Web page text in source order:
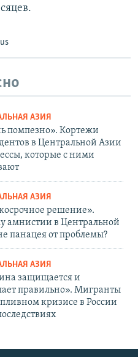
АЗИЯ
помпезно». Кортежи
в Центральной Азии
которые с ними
АЗИЯ
решение».
амнистии в Центральной
панацея от проблемы?
АЗИЯ
защищается и
правильно». Мигранты
кризисе в России